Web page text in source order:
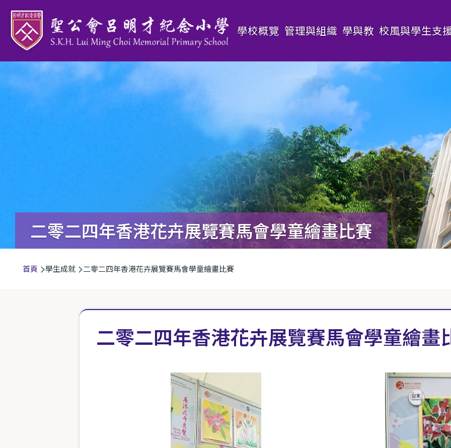
移至主內容 Main
navigation
學校概覽 管理與組織 學與教 校風與學生支
二零二四年香港花卉展覽賽馬會學童繪畫比賽
航
首頁 學生成就 二零二四年香港花卉展覽賽馬會學童繪畫比賽
二零二四年香港花卉展覽賽馬會學童繪畫